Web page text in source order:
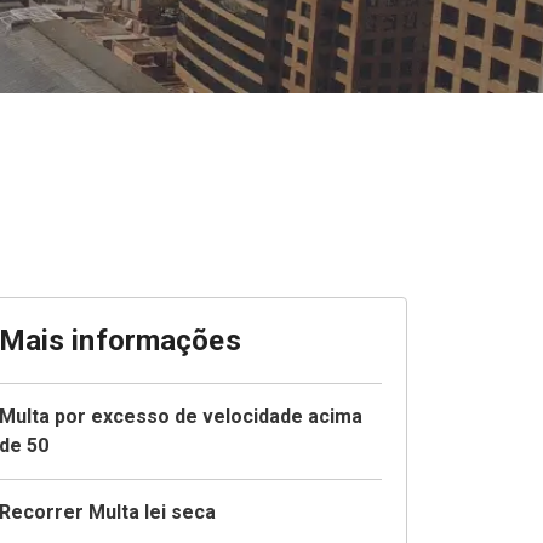
informações
por excesso de velocidade acima
50
Multa lei seca